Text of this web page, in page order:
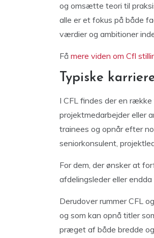
og omsætte teori til
alle er et fokus på både
værdier og ambitioner
Få mere viden om Cfl
Typiske
I CFL findes der en
projektmedarbejder eller
trainees og opnår efter
seniorkonsulent,
For dem, der ønsker at
afdelingsleder eller
Derudover rummer CFL
og som kan opnå titler
præget af både bredde